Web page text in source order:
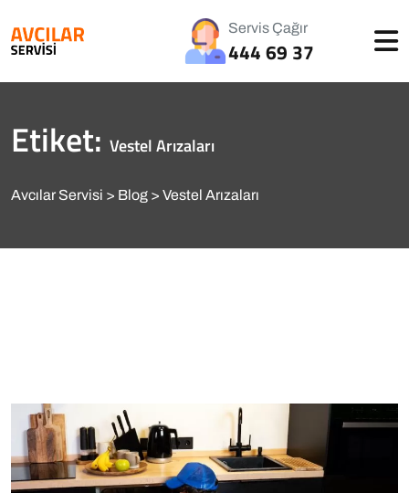
Servis Çağır
444 69 37
Etiket: Vestel Arızaları
Avcılar Servisi Blog Vestel Arızaları